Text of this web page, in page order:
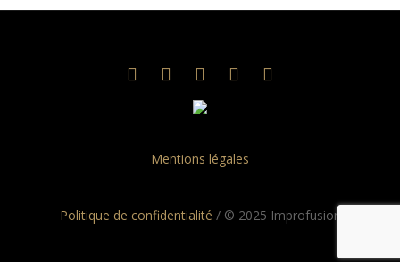
Mentions légales
Politique de confidentialité / © 2025 Improfusion